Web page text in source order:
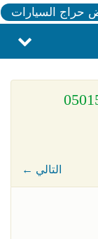
حراج السيارات
← التالي